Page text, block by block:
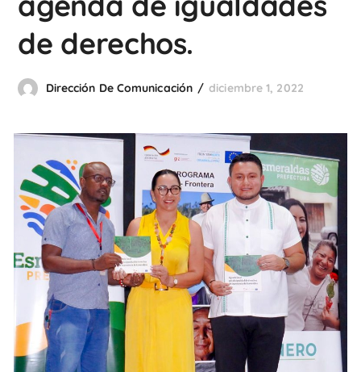
de derechos.
Dirección De Comunicación diciembre 1, 2022